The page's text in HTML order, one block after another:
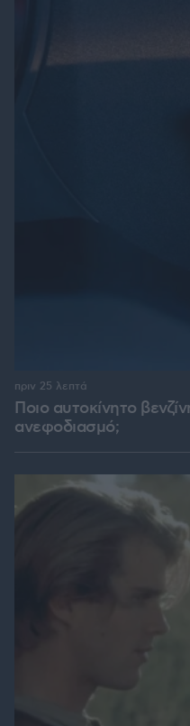
Ποιο αυτοκίνητο
ανεφοδιασμό;
πριν 25 λεπτά